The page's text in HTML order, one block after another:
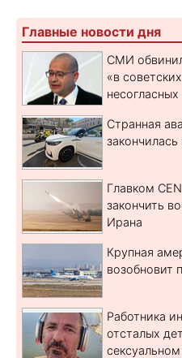
Главные новости дня
СМИ
«в
несогласных
Странная
Главком
закончить
Ирана
Крупная
возобновит
Работника
отсталых